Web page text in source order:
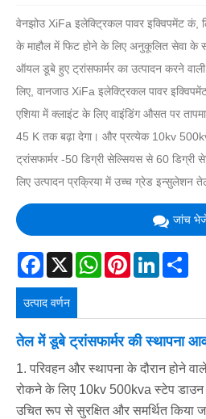
वेनझोउ XiFa इलेक्ट्रिकल पावर इक्विपमेंट कं,
के माहौल में फिट होने के लिए अनुकूलित सेवा
ऑयल डूबे हुए ट्रांसफार्मर का उत्पादन करने
लिए, वानजाउ XiFa इलेक्ट्रिकल पावर
एशिया में क्लाइंट के लिए वाइंडिंग औसत पर
45 K तक बढ़ा देगा। और प्रत्येक 10kv
ट्रांसफार्मर -50 डिग्री सेल्सियस से 60
लिए उत्पादन प्रक्रिया में उच्च ग्रेड इन्सुलेशन
जांच
Facebook
X WhatsAppPinterestLinkedIn
उत्पाद वर्णन
तेल में डूबे ट्रांसफार्मर की स्थापना
1. परिवहन और स्थापना के दौरान होने
रोकने के लिए 10kv 500kva स्टेप डाउन
उचित रूप से सुरक्षित और समर्थित किया